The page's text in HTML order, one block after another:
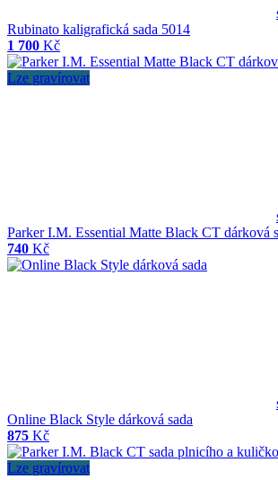
Rubinato kaligrafická sada 5014
1 700 Kč
Lze gravírovat
Parker I.M. Essential Matte Black CT dárková
740 Kč
Online Black Style dárková sada
875 Kč
Lze gravírovat